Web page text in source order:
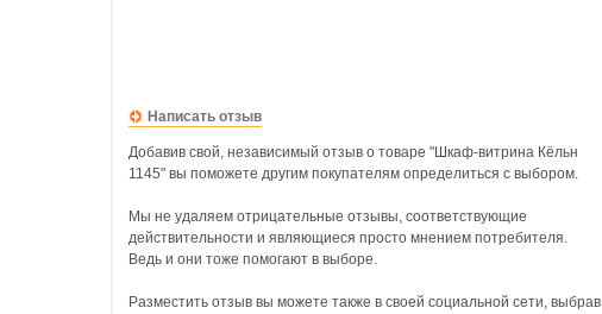
Написать отзыв
Добавив свой, независимый отзыв о товаре "Шкаф-витрина Кёльн
1145" вы поможете другим покупателям определиться с выбором.
Мы не удаляем отрицательные отзывы, соответствующие
действительности и являющиеся просто мнением потребителя.
Ведь и они тоже помогают в выборе.
Разместить отзыв вы можете также в своей социальной сети, выбрав